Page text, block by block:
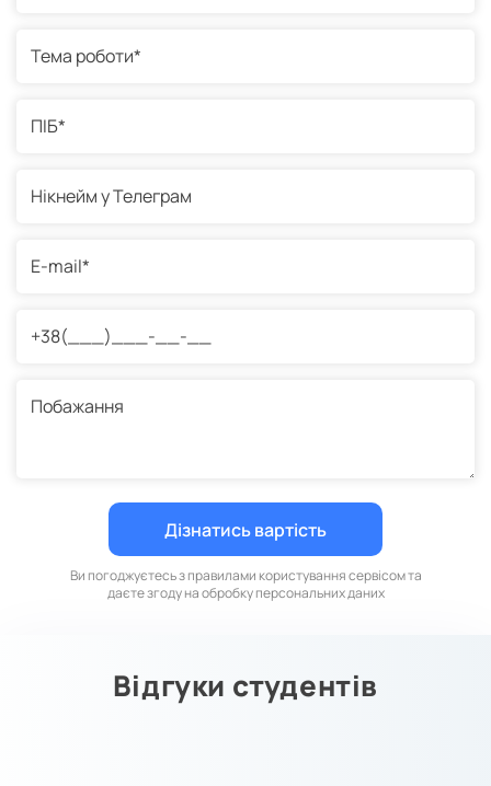
Ви погоджуєтесь з правилами користування сервісом та
даєте згоду на обробку персональних даних
Відгуки студентів